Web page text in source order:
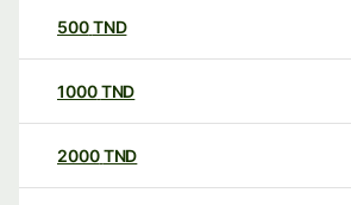
500TND
1000TND
2000TND